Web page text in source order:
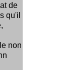
de
qu'il
non